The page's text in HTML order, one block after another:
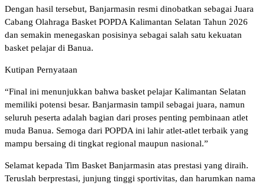
Dengan hasil tersebut, Banjarmasin resmi dinobatkan sebagai Juara
Cabang Olahraga Basket POPDA Kalimantan Selatan Tahun 2026
dan semakin menegaskan posisinya sebagai salah satu kekuatan
basket pelajar di Banua.
Kutipan Pernyataan
“Final ini menunjukkan bahwa basket pelajar Kalimantan Selatan
memiliki potensi besar. Banjarmasin tampil sebagai juara, namun
seluruh peserta adalah bagian dari proses penting pembinaan atlet
muda Banua. Semoga dari POPDA ini lahir atlet-atlet terbaik yang
mampu bersaing di tingkat regional maupun nasional.”
Selamat kepada Tim Basket Banjarmasin atas prestasi yang diraih.
Teruslah berprestasi, junjung tinggi sportivitas, dan harumkan nama